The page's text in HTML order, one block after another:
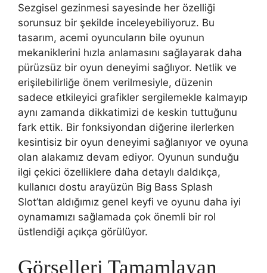
Sezgisel gezinmesi sayesinde her özelliği
sorunsuz bir şekilde inceleyebiliyoruz. Bu
tasarım, acemi oyuncuların bile oyunun
mekaniklerini hızla anlamasını sağlayarak daha
pürüzsüz bir oyun deneyimi sağlıyor. Netlik ve
erişilebilirliğe önem verilmesiyle, düzenin
sadece etkileyici grafikler sergilemekle kalmayıp
aynı zamanda dikkatimizi de keskin tuttuğunu
fark ettik. Bir fonksiyondan diğerine ilerlerken
kesintisiz bir oyun deneyimi sağlanıyor ve oyuna
olan alakamız devam ediyor. Oyunun sunduğu
ilgi çekici özelliklere daha detaylı daldıkça,
kullanıcı dostu arayüzün Big Bass Splash
Slot’tan aldığımız genel keyfi ve oyunu daha iyi
oynamamızı sağlamada çok önemli bir rol
üstlendiği açıkça görülüyor.
Görselleri Tamamlayan